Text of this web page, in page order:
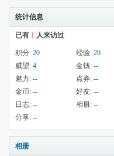
统计信息
已有 1 人来访过
积分: 20 经验: 20
威望: 4 金钱: --
魅力: -- 点券: --
金币: -- 好友: --
日志: -- 相册: --
分享: --
相册